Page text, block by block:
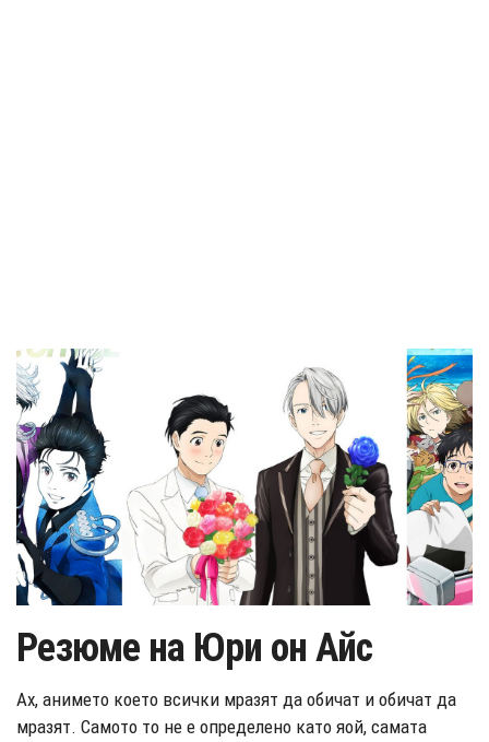
Резюме на Юри он Айс
Ах, анимето което всички мразят да обичат и обичат да
мразят. Самото то не е определено като яой, самата